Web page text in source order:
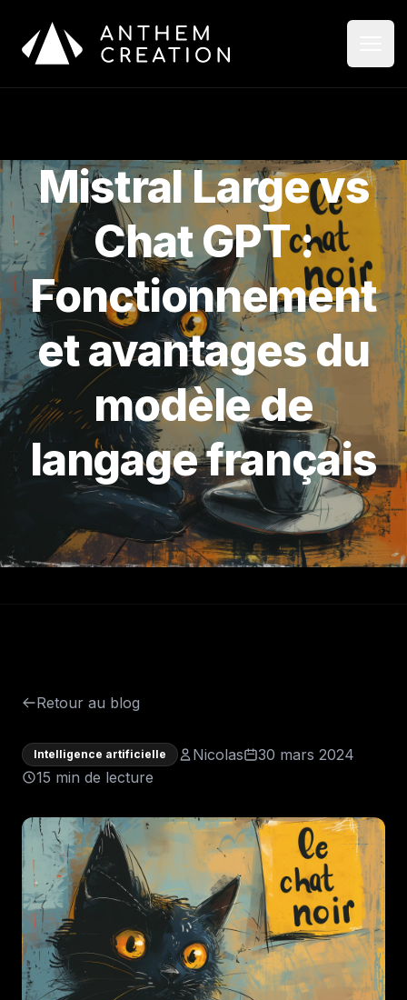
Mistral Large vs
Chat GPT :
Fonctionnement
et avantages du
modèle de
langage français
Retour au blog
Intelligence artificielle Nicolas
30 mars 2024
15 min de lecture